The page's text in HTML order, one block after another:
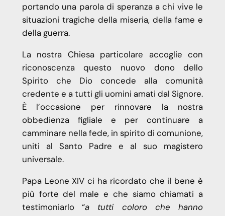
portando una parola di speranza a chi vive le
situazioni tragiche della miseria, della fame e
della guerra.
La nostra Chiesa particolare accoglie con
riconoscenza questo nuovo dono dello
Spirito che Dio concede alla comunità
credente e a tutti gli uomini amati dal Signore.
È l’occasione per rinnovare la nostra
obbedienza figliale e per continuare a
camminare nella fede, in spirito di comunione,
uniti al Santo Padre e al suo magistero
universale.
Papa Leone XIV ci ha ricordato che il bene è
più forte del male e che siamo chiamati a
testimoniarlo “a tutti coloro che hanno